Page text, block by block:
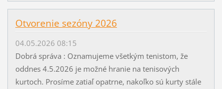
Otvorenie sezóny 2026
04.05.2026 08:15
Dobrá správa : Oznamujeme všetkým tenistom, že
oddnes 4.5.2026 je možné hranie na tenisových
kurtoch. Prosíme zatiaľ opatrne, nakoľko sú kurty stále